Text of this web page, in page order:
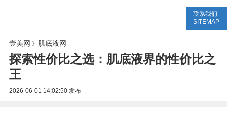
联系我们
SITEMAP
壹美网 》 肌底液网
探索性价比之选：肌底液界的性价比之
王
2026-06-01 14:02:50发布